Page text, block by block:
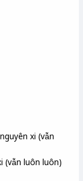
xi (vẫn
(vẫn luôn luôn)